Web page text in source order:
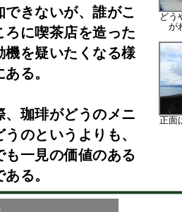
できないが、誰がこ
ろに喫茶店を造った
機を疑いたくなる様
る。
珈琲がどうのメニ
うのというよりも、
も一見の価値のある
る。
どう
が
正面